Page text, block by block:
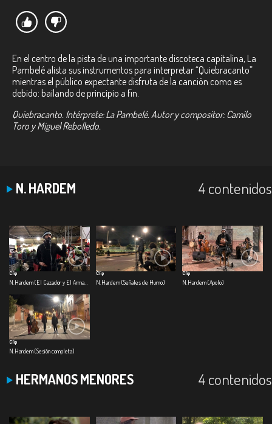
En el centro de la pista de una importante discoteca capitalina, La
Pambelé alista sus instrumentos para interpretar “Quiebracanto”
mientras el público expectante disfruta de la canción como es
debido: bailando de principio a fin.
Quiebracanto. Intérprete: La Pambelé. Autor y compositor: Camilo
Toro y Miguel Rebolledo.
N. HARDEM 4 contenidos
Clip Clip
N.Hardem (Señales de Humo)
Clip
N.Hardem (Apolo)
Clip
N.Hardem (Sesión completa)
HERMANOS MENORES 4 contenidos